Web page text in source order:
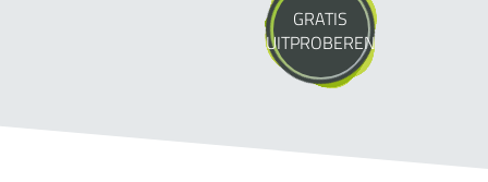
GRATIS
UITPROBEREN